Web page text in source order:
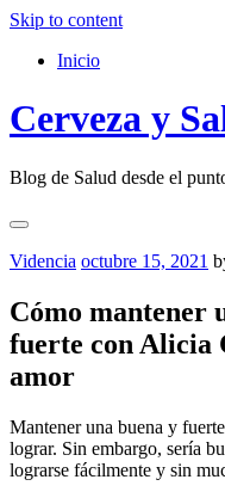
Skip to content
Inicio
Cerveza y
Blog de Salud desde el
Videncia octubre 15, 2021
Cómo mantener
fuerte con Alicia
amor
Mantener una buena y
lograr. Sin embargo, sería
lograrse fácilmente y sin